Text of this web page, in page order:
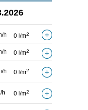
h 0 l/m2
h 0 l/m2
h 0 l/m2
h 0 l/m2